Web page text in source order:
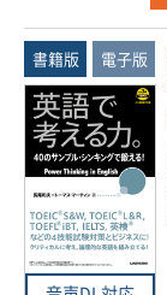
書籍版 電子版